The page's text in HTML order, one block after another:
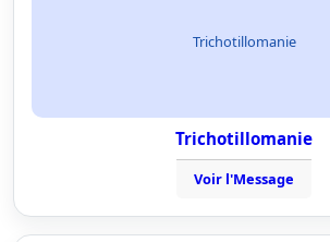
Trichotillomanie
Trichotillomanie
Voir l'Message